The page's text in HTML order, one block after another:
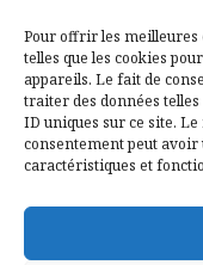
Pour offrir les meilleures
telles que les cookies
appareils. Le fait de
traiter des données
ID uniques sur ce site.
consentement peut
caractéristiques et
Mentions
Politique de